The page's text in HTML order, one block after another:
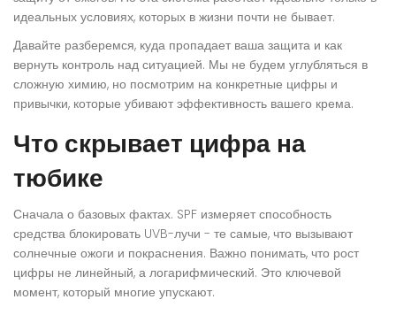
идеальных условиях, которых в жизни почти не бывает.
Давайте разберемся, куда пропадает ваша защита и как
вернуть контроль над ситуацией. Мы не будем углубляться в
сложную химию, но посмотрим на конкретные цифры и
привычки, которые убивают эффективность вашего крема.
Что скрывает цифра на
тюбике
Сначала о базовых фактах. SPF измеряет способность
средства блокировать UVB-лучи - те самые, что вызывают
солнечные ожоги и покраснения. Важно понимать, что рост
цифры не линейный, а логарифмический. Это ключевой
момент, который многие упускают.